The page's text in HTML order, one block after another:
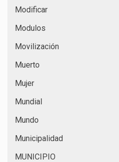
Modificar
Modulos
Movilización
Muerto
Mujer
Mundial
Mundo
Municipalidad
MUNICIPIO